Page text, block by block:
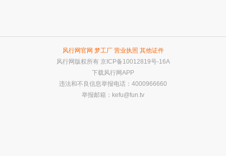
风行网官网 梦工厂 营业执照 其他证件
风行网版权所有 京ICP备10012819号-16A
下载风行网APP
违法和不良信息举报电话：4000966660
举报邮箱： kefu@fun.tv